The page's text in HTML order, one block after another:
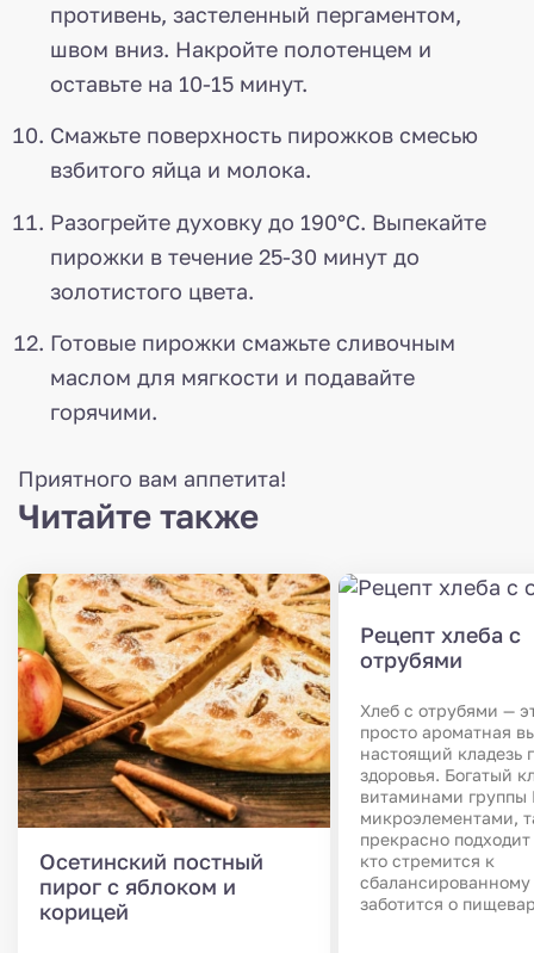
противень, застеленный пергаментом,
швом вниз. Накройте полотенцем и
оставьте на 10-15 минут.
Смажьте поверхность пирожков смесью
взбитого яйца и молока.
Разогрейте духовку до 190°C. Выпекайте
пирожки в течение 25-30 минут до
золотистого цвета.
Готовые пирожки смажьте сливочным
маслом для мягкости и подавайте
горячими.
Приятного вам аппетита!
Читайте также
Осетинский постный
пирог с яблоком и
корицей
Рецепт хлеба с
отрубями
Хлеб с отрубями —
просто ароматная
настоящий кладезь
здоровья. Богатый
витаминами группы
микроэлементами,
прекрасно подходит
кто стремится к
заботится о